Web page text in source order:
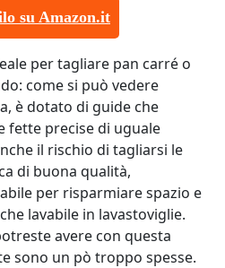
su Amazon.it
per tagliare pan carré o
come si può vedere
è dotato di guide che
fette precise di uguale
il rischio di tagliarsi le
di buona qualità,
per risparmiare spazio e
lavabile in lavastoviglie.
avere con questa
sono un pò troppo spesse.